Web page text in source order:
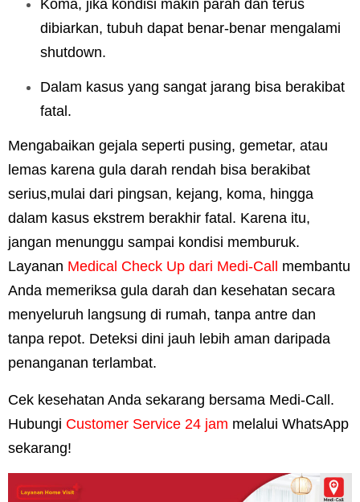
Koma, jika kondisi makin parah dan terus
dibiarkan, tubuh dapat benar-benar mengalami
shutdown.
Dalam kasus yang sangat jarang bisa berakibat
fatal.
Mengabaikan gejala seperti pusing, gemetar, atau
lemas karena gula darah rendah bisa berakibat
serius,mulai dari pingsan, kejang, koma, hingga
dalam kasus ekstrem berakhir fatal. Karena itu,
jangan menunggu sampai kondisi memburuk.
Layanan Medical Check Up dari Medi-Call membantu
Anda memeriksa gula darah dan kesehatan secara
menyeluruh langsung di rumah, tanpa antre dan
tanpa repot. Deteksi dini jauh lebih aman daripada
penanganan terlambat.
Cek kesehatan Anda sekarang bersama Medi-Call.
Hubungi Customer Service 24 jam melalui WhatsApp
sekarang!